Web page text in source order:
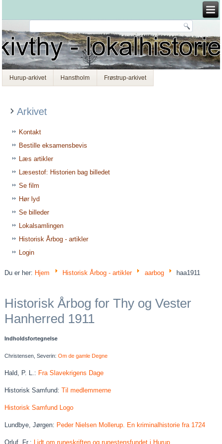
Hurup-arkivet Hanstholm Frøstrup-arkivet
Arkivet
Kontakt
Bestille eksamensbevis
Læs artikler
Læsestof: Historien bag billedet
Se film
Hør lyd
Se billeder
Lokalsamlingen
Historisk Årbog - artikler
Login
Du er her: Hjem Historisk Årbog - artikler aarbog haa1911
Historisk Årbog for Thy og Vester
Hanherred 1911
Indholdsfortegnelse
Christensen, Severin:Om de gamle Degne
Hald, P. L.: Fra Slavekrigens Dage
Historisk Samfund:Til medlemmerne
Historisk Samfund Logo
Lundbye, Jørgen: Peder Nielsen Mollerup. En kriminalhistorie fra 1724
Orluf, Fr.: Lidt om runeskriften og runestensfundet i Hurup